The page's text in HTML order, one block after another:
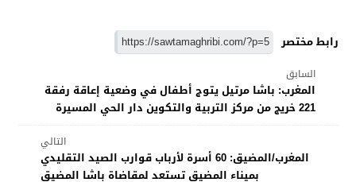
رابط مختصر
السابق
المغرب: باشا مرتيل يتوج أطفال في وضعية إعاقة رفقة
221 خريج من مركز التربية والتكوين دار الحي المسيرة
التالي
المغرب/المضيق: 60 أسرة لأرباب قوارب الصيد التقليدي
بميناء المضيق تستعد لمقاضاة باشا المضيق